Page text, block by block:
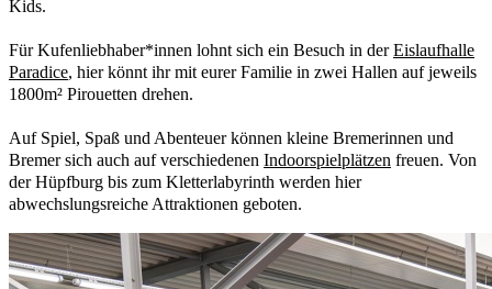
Kids.
Für Kufenliebhaber*innen lohnt sich ein Besuch in derEislaufhalle
Paradice, hier könnt ihr mit eurer Familie in zwei Hallen auf jeweils
1800m² Pirouetten drehen.
Auf Spiel, Spaß und Abenteuer können kleine Bremerinnen und
Bremer sich auch auf verschiedenen Indoorspielplätzen freuen. Von
der Hüpfburg bis zum Kletterlabyrinth werden hier
abwechslungsreiche Attraktionen geboten.